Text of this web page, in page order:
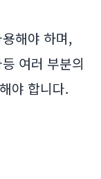
해야 하며,
여러 부분의
야 합니다.